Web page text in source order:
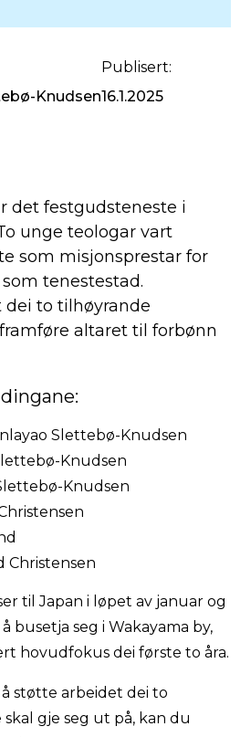
Knudsen
Publisert:
16.1.2025
det festgudsteneste i
unge teologar vart
som misjonsprestar for
tenestestad.
dei to tilhøyrande
altaret til forbønn
Slettebø-Knudsen
Knudsen
Knudsen
Christensen
til Japan i løpet av januar og
busetja seg i Wakayama by,
hovudfokus dei første to åra.
støtte arbeidet dei to
gje seg ut på, kan du